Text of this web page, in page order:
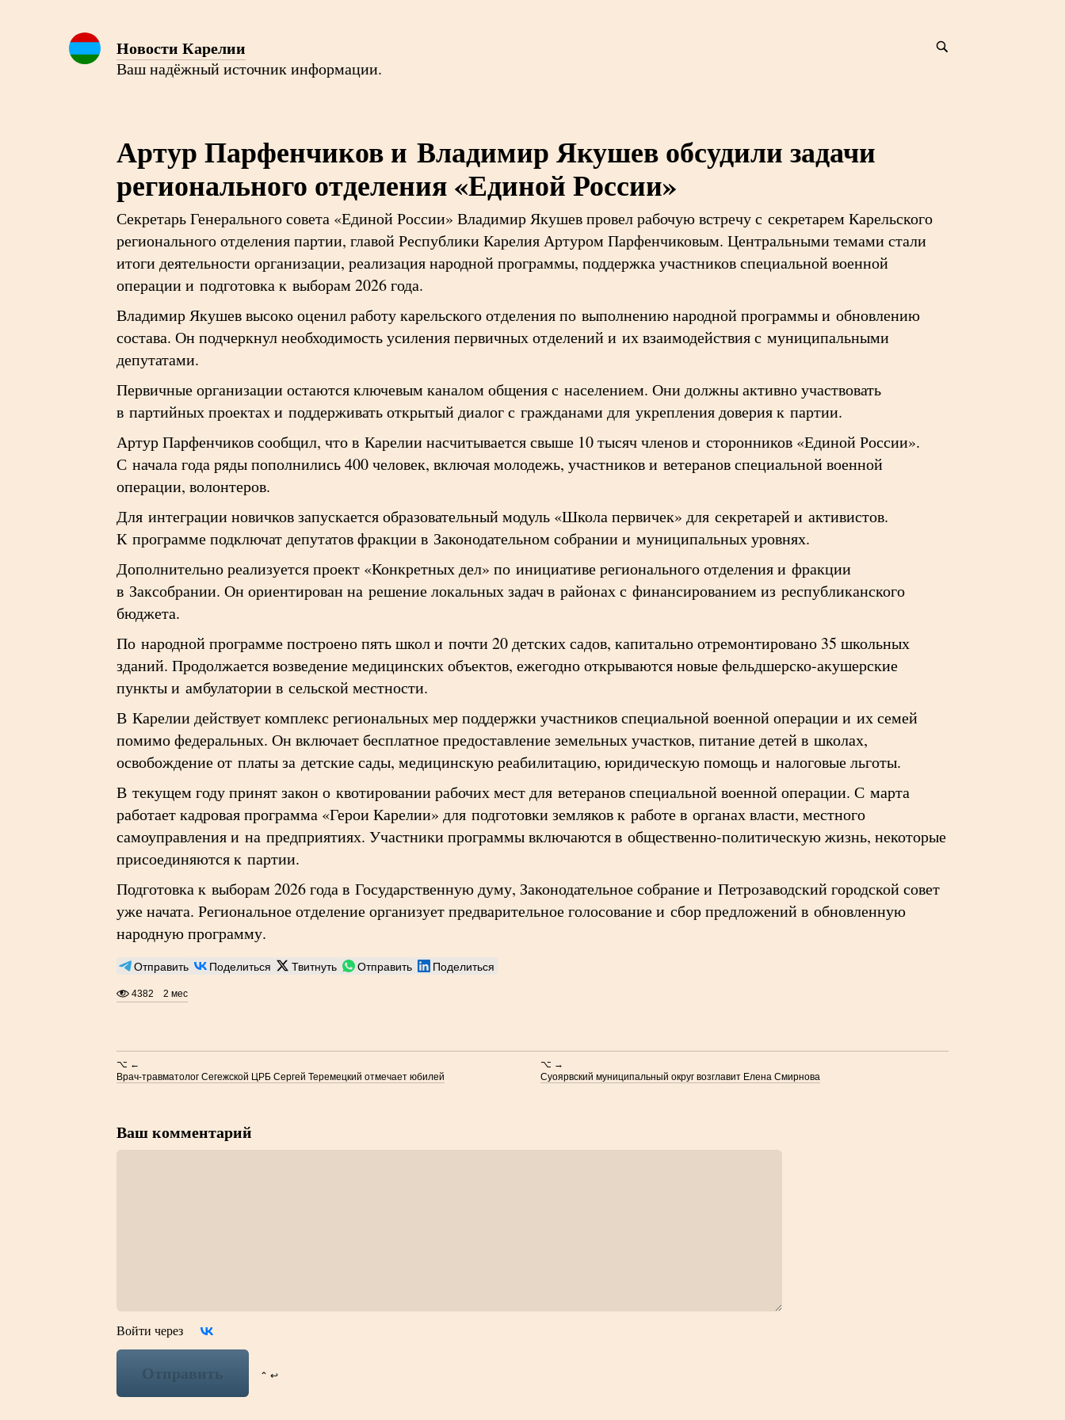
Новости Карелии
Ваш надёжный источник информации.
Артур Парфенчиков и Владимир Якушев обсудили задачи
регионального отделения «Единой России»
Секретарь Генерального совета «Единой России» Владимир Якушев провел рабочую встречу с секретарем Карельского
регионального отделения партии, главой Республики Карелия Артуром Парфенчиковым. Центральными темами стали
итоги деятельности организации, реализация народной программы, поддержка участников специальной военной
операции и подготовка к выборам 2026 года.
Владимир Якушев высоко оценил работу карельского отделения по выполнению народной программы и обновлению
состава. Он подчеркнул необходимость усиления первичных отделений и их взаимодействия с муниципальными
депутатами.
Первичные организации остаются ключевым каналом общения с населением. Они должны активно участвовать
в партийных проектах и поддерживать открытый диалог с гражданами для укрепления доверия к партии.
Артур Парфенчиков сообщил, что в Карелии насчитывается свыше 10 тысяч членов и сторонников «Единой России».
С начала года ряды пополнились 400 человек, включая молодежь, участников и ветеранов специальной военной
операции, волонтеров.
Для интеграции новичков запускается образовательный модуль «Школа первичек» для секретарей и активистов.
К программе подключат депутатов фракции в Законодательном собрании и муниципальных уровнях.
Дополнительно реализуется проект «Конкретных дел» по инициативе регионального отделения и фракции
в Заксобрании. Он ориентирован на решение локальных задач в районах с финансированием из республиканского
бюджета.
По народной программе построено пять школ и почти 20 детских садов, капитально отремонтировано 35 школьных
зданий. Продолжается возведение медицинских объектов, ежегодно открываются новые фельдшерско-акушерские
пункты и амбулатории в сельской местности.
В Карелии действует комплекс региональных мер поддержки участников специальной военной операции и их семей
помимо федеральных. Он включает бесплатное предоставление земельных участков, питание детей в школах,
освобождение от платы за детские сады, медицинскую реабилитацию, юридическую помощь и налоговые льготы.
В текущем году принят закон о квотировании рабочих мест для ветеранов специальной военной операции. С марта
работает кадровая программа «Герои Карелии» для подготовки земляков к работе в органах власти, местного
самоуправления и на предприятиях. Участники программы включаются в общественно-политическую жизнь, некоторые
присоединяются к партии.
Подготовка к выборам 2026 года в Государственную думу, Законодательное собрание и Петрозаводский городской совет
уже начата. Региональное отделение организует предварительное голосование и сбор предложений в обновленную
народную программу.
Отправить Поделиться Твитнуть Отправить Поделиться
4382 2 мес
⌥ ←
Врач-травматолог Сегежской ЦРБ Сергей Теремецкий отмечает юбилей
⌥ →
Суоярвский муниципальный округ возглавит Елена Смирнова
Ваш комментарий
Войти через
Отправить ⌃ ↩